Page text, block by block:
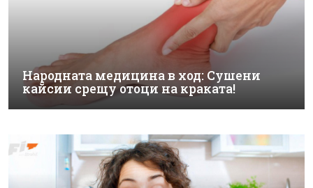
Народната медицина в ход: Сушени
кайсии срещу отоци на краката!